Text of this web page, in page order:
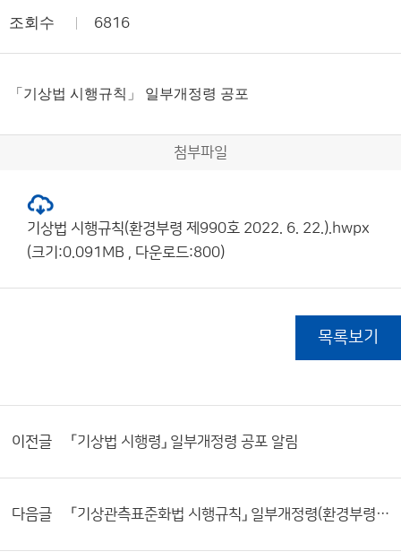
조회수 6816
「기상법 시행규칙」 일부개정령 공포
첨부파일
기상법 시행규칙(환경부령 제990호 2022. 6. 22.).hwpx
(크기:0.091MB , 다운로드:800)
목록보기
이전글 「기상법 시행령」 일부개정령 공포 알림
다음글 「기상관측표준화법 시행규칙」 일부개정령(환경부령 제991호) 공포